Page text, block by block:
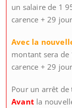
un salaire de 1
carence + 29
Avec la
montant sera
carence + 29
Pour un arrêt
Avant la